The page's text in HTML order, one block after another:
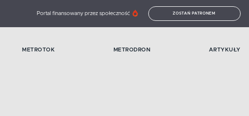
Portal finansowany przez społeczność ZOSTAŃ PATRONEM
METROTOK METRODRON ARTYKUŁY